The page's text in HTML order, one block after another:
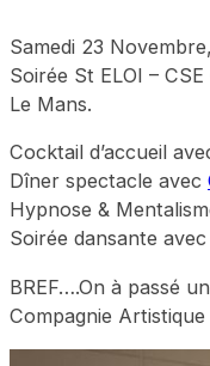
Samedi 23 Novembre,
Soirée St ELOI –
Le Mans.
Cocktail d’accueil
Dîner spectacle avec
Hypnose &
Soirée dansante avec
BREF….On à passé
Compagnie